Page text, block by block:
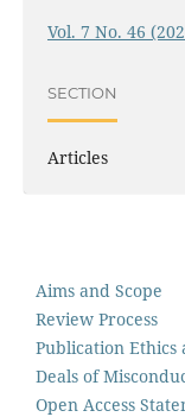
Vol. 7 No. 46
SECTION
Articles
Aims and Scope
Review Process
Publication
Deals of
Open Access